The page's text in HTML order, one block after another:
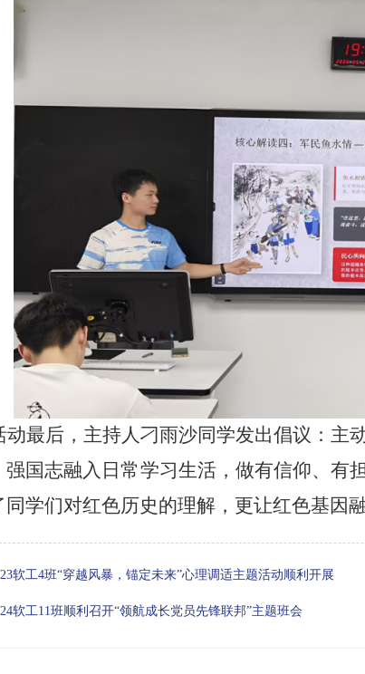
动最后，主持人刁雨沙同学发出倡议：主
强国志融入日常学习生活，做有信仰、有
同学们对红色历史的理解，更让红色基因
23软工4班“穿越风暴，锚定未来”心理调适主题活动顺利开展
24软工11班顺利召开“领航成长党员先锋联邦”主题班会